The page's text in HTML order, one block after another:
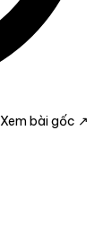
Xem bài gốc ↗